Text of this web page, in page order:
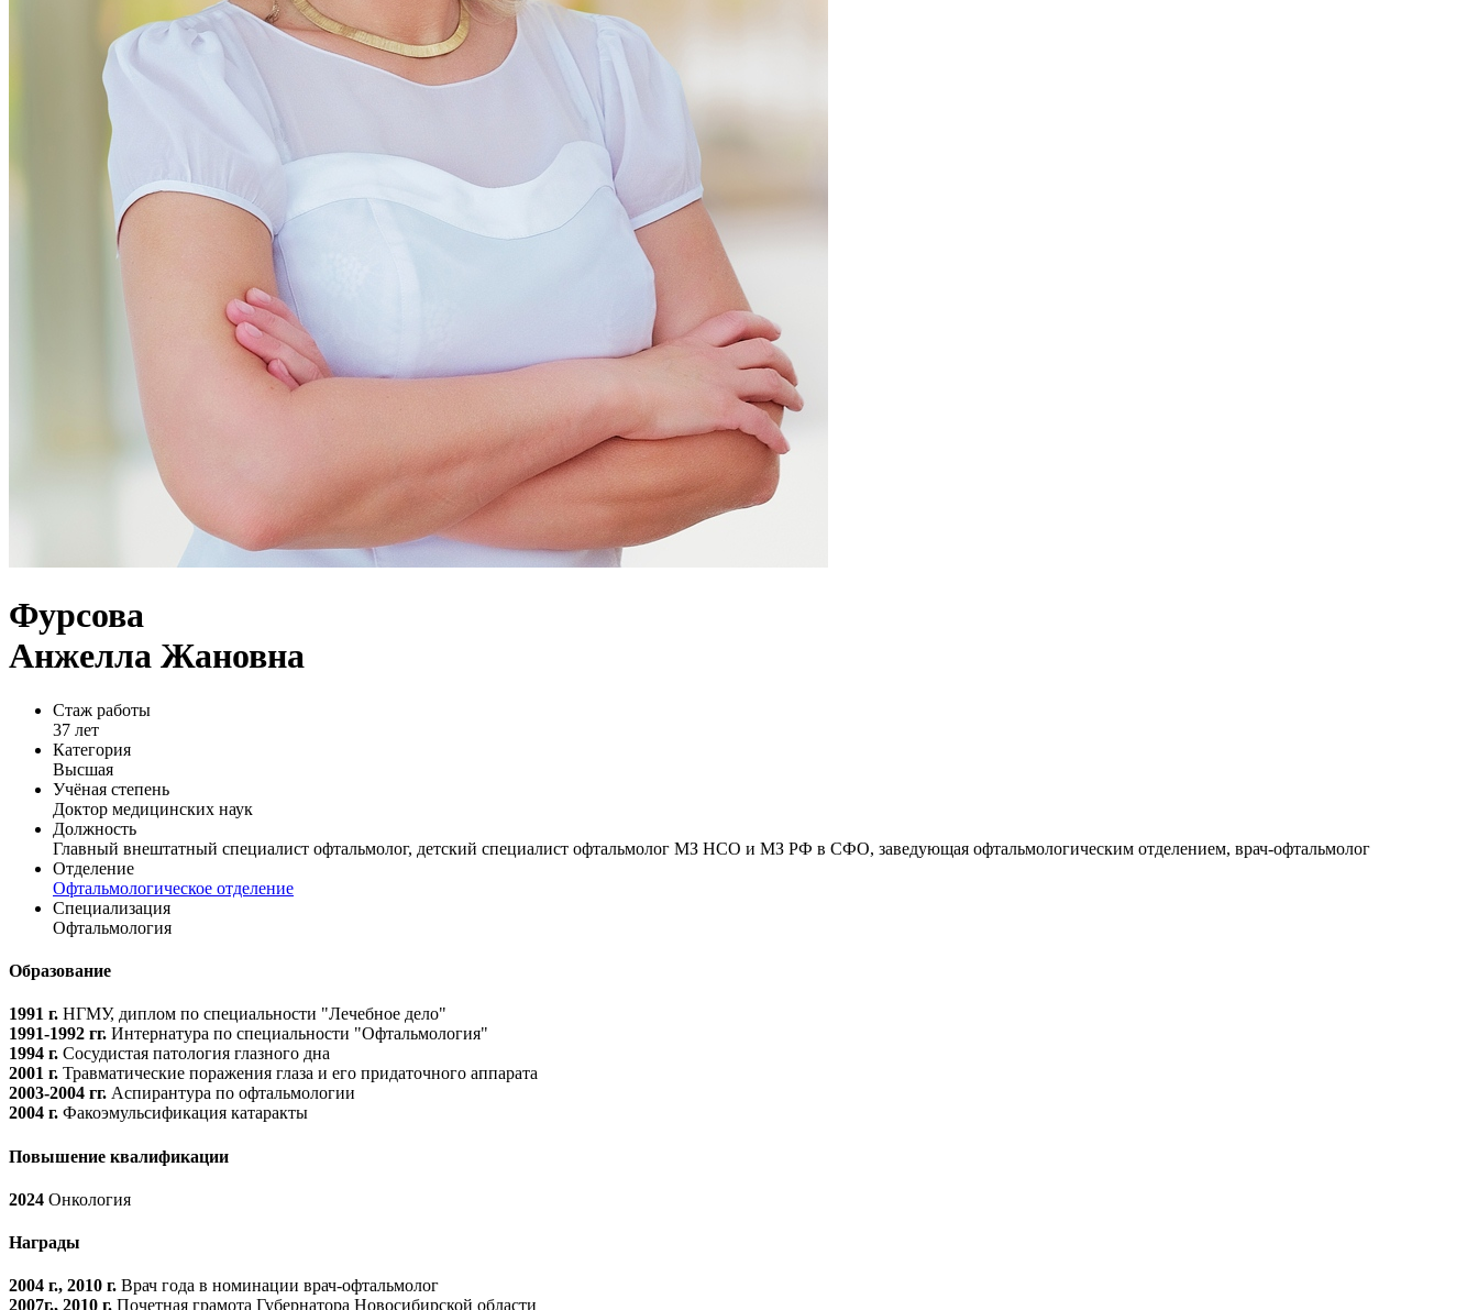
Фурсова
Анжелла Жановна
Стаж работы
37 лет
Категория
Высшая
Учёная степень
Доктор медицинских наук
Должность
Главный внештатный специалист офтальмолог, детский специалист офтальмолог МЗ НСО и МЗ РФ в СФО, заведующая офтальмологическим отделением, врач-офтальмолог
Отделение
Офтальмологическое отделение
Специализация
Офтальмология
Образование
1991 г. НГМУ, диплом по специальности "Лечебное дело"
1991-1992 гг. Интернатура по специальности "Офтальмология"
1994 г. Сосудистая патология глазного дна
2001 г. Травматические поражения глаза и его придаточного аппарата
2003-2004 гг. Аспирантура по офтальмологии
2004 г. Факоэмульсификация катаракты
Повышение квалификации
2024 Онкология
Награды
2004 г., 2010 г. Врач года в номинации врач-офтальмолог
2007г., 2010 г. Почетная грамота Губернатора Новосибирской области